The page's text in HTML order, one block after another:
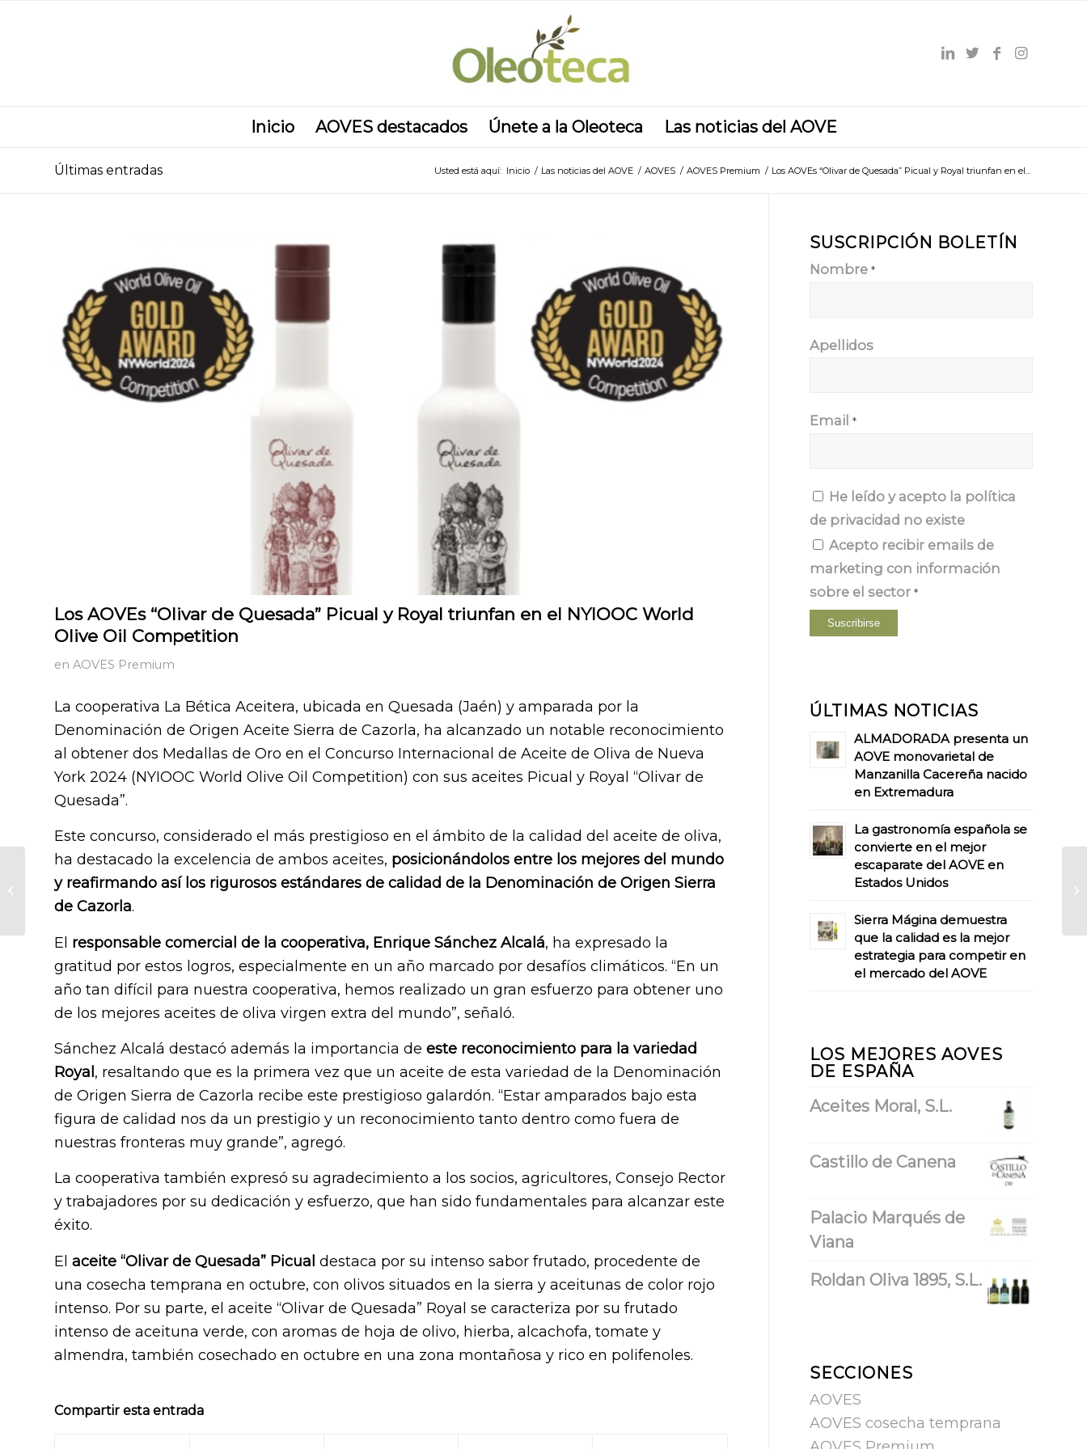
Inicio AOVES destacados Únete a la Oleoteca Las noticias del AOVE
Últimas entradas Usted está aquí: Inicio / Las noticias del AOVE / AOVES / AOVES Premium / Los AOVEs “Olivar de Quesada” Picual y Royal triunfan en el...
Los AOVEs “Olivar de Quesada” Picual y Royal triunfan en el NYIOOC World
Olive Oil Competition
en AOVES Premium
La cooperativa La Bética Aceitera, ubicada en Quesada (Jaén) y amparada por la
Denominación de Origen Aceite Sierra de Cazorla, ha alcanzado un notable reconocimiento
al obtener dos Medallas de Oro en el Concurso Internacional de Aceite de Oliva de Nueva
York 2024 (NYIOOC World Olive Oil Competition) con sus aceites Picual y Royal “Olivar de
Quesada”.
Este concurso, considerado el más prestigioso en el ámbito de la calidad del aceite de oliva,
ha destacado la excelencia de ambos aceites, posicionándolos entre los mejores del mundo
y reafirmando así los rigurosos estándares de calidad de la Denominación de Origen Sierra
de Cazorla.
El responsable comercial de la cooperativa, Enrique Sánchez Alcalá, ha expresado la
gratitud por estos logros, especialmente en un año marcado por desafíos climáticos. “En un
año tan difícil para nuestra cooperativa, hemos realizado un gran esfuerzo para obtener uno
de los mejores aceites de oliva virgen extra del mundo”, señaló.
Sánchez Alcalá destacó además la importancia de este reconocimiento para la variedad
Royal , resaltando que es la primera vez que un aceite de esta variedad de la Denominación
de Origen Sierra de Cazorla recibe este prestigioso galardón. “Estar amparados bajo esta
figura de calidad nos da un prestigio y un reconocimiento tanto dentro como fuera de
nuestras fronteras muy grande”, agregó.
La cooperativa también expresó su agradecimiento a los socios, agricultores, Consejo Rector
y trabajadores por su dedicación y esfuerzo, que han sido fundamentales para alcanzar este
éxito.
El aceite “Olivar de Quesada” Picual destaca por su intenso sabor frutado, procedente de
una cosecha temprana en octubre, con olivos situados en la sierra y aceitunas de color rojo
intenso. Por su parte, el aceite “Olivar de Quesada” Royal se caracteriza por su frutado
intenso de aceituna verde, con aromas de hoja de olivo, hierba, alcachofa, tomate y
almendra, también cosechado en octubre en una zona montañosa y rico en polifenoles.
Compartir esta entrada
SUSCRIPCIÓN BOLETÍN
Nombre*
Apellidos
Email*
He leído y acepto la política
de privacidad no existe
Acepto recibir emails de
marketing con información
sobre el sector*
ÚLTIMAS NOTICIAS
ALMADORADA presenta un
AOVE monovarietal de
Manzanilla Cacereña nacido
en Extremadura
La gastronomía española se
convierte en el mejor
escaparate del AOVE en
Estados Unidos
Sierra Mágina demuestra
que la calidad es la mejor
estrategia para competir en
el mercado del AOVE
LOS MEJORES AOVES
DE ESPAÑA
Aceites Moral, S.L.
Castillo de Canena
Palacio Marqués de
Viana
Roldan Oliva 1895, S.L.
SECCIONES
AOVES
AOVES cosecha temprana
La ciencia detrás del
aceite de oliva virgen
extra: un aliado para